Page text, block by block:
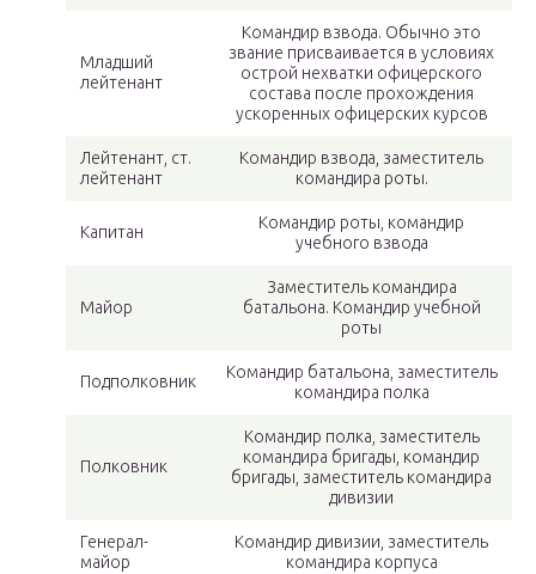
Младший
лейтенант
Командир взвода. Обычно это
звание присваивается в условиях
острой нехватки офицерского
состава после прохождения
ускоренных офицерских курсов
Лейтенант, ст.
лейтенант
Командир взвода, заместитель
командира роты.
Капитан
Командир роты, командир
учебного взвода
Майор
Заместитель командира
батальона. Командир учебной
роты
Подполковник
Командир батальона, заместитель
командира полка
Полковник
Командир полка, заместитель
командира бригады, командир
бригады, заместитель командира
дивизии
Генерал-
майор
Командир дивизии, заместитель
командира корпуса